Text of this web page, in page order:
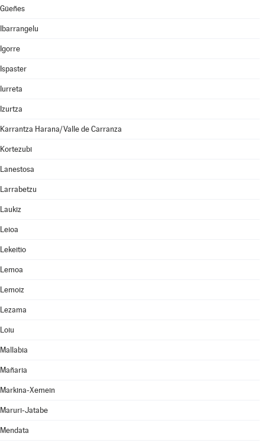
Güeñes
Ibarrangelu
Igorre
Ispaster
Iurreta
Izurtza
Karrantza Harana/Valle de Carranza
Kortezubi
Lanestosa
Larrabetzu
Laukiz
Leioa
Lekeitio
Lemoa
Lemoiz
Lezama
Loiu
Mallabia
Mañaria
Markina-Xemein
Maruri-Jatabe
Mendata